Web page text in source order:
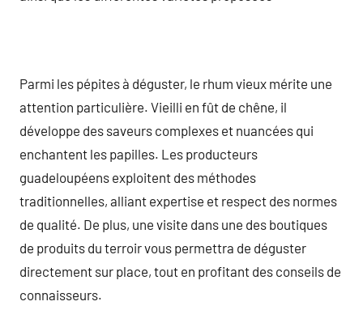
Parmi les pépites à déguster, le rhum vieux mérite une
attention particulière. Vieilli en fût de chêne, il
développe des saveurs complexes et nuancées qui
enchantent les papilles. Les producteurs
guadeloupéens exploitent des méthodes
traditionnelles, alliant expertise et respect des normes
de qualité. De plus, une visite dans une des boutiques
de produits du terroir vous permettra de déguster
directement sur place, tout en profitant des conseils de
connaisseurs.